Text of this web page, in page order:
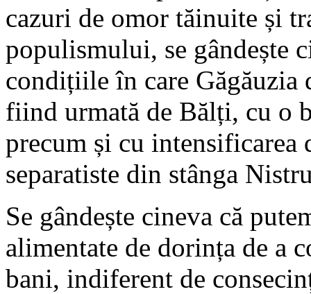
cazuri de omor tăinuite și
populismului, se gândește
condițiile în care Găgăuzia
fiind urmată de Bălți, cu o
precum și cu
separatiste din stânga
Se gândește cineva că
alimentate de dorința de a
bani, indiferent de